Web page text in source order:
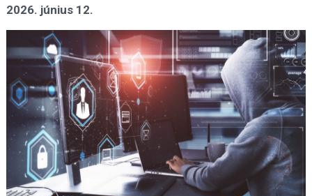
2026. június 12.